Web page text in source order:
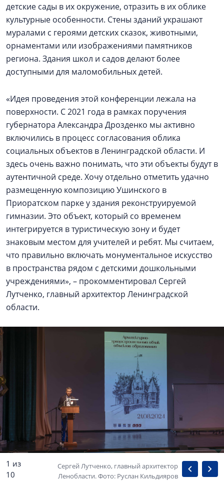
детские сады в их окружение, отразить в их облике
культурные особенности. Стены зданий украшают
муралами с героями детских сказок, животными,
орнаментами или изображениями памятников
региона. Здания школ и садов делают более
доступными для маломобильных детей.
«Идея проведения этой конференции лежала на
поверхности. С 2021 года в рамках поручения
губернатора Александра Дрозденко мы активно
включились в процесс согласования облика
социальных объектов в Ленинградской области. И
здесь очень важно понимать, что эти объекты будут в
аутентичной среде. Хочу отдельно отметить удачно
размещенную композицию Ушинского в
Приоратском парке у здания реконструируемой
гимназии. Это объект, который со временем
интегрируется в туристическую зону и будет
знаковым местом для учителей и ребят. Мы считаем,
что правильно включать монументальное искусство
в пространства рядом с детскими дошкольными
учреждениями», – прокомментировал Сергей
Лутченко, главный архитектор Ленинградской
области.
1 из
10
Сергей Лутченко, главный архитектор
Ленобласти. Фото: Руслан Кильдияров